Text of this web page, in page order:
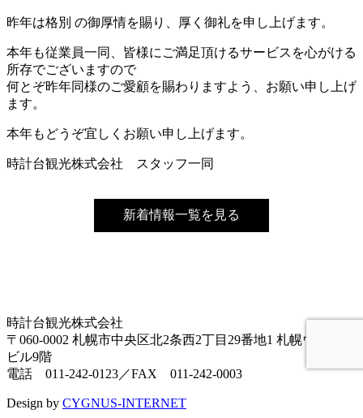
昨年は格別 の御厚情を賜り、厚く御礼を申し上げます。
本年も従業員一同、皆様にご満足頂けるサービスを心がける
所存でございますので
何とぞ昨年同様のご愛顧を賜わりますよう、お願い申し上げ
ます。
本年もどうぞ宜しくお願い申し上げます。
時計台観光株式会社 スタッフ一同
新着情報一覧を見る
時計台観光株式会社
〒060-0002 札幌市中央区北2条西2丁目29番地1 札幌ウイング
ビル9階
電話 011-242-0123／FAX 011-242-0003
Design by CYGNUS-INTERNET